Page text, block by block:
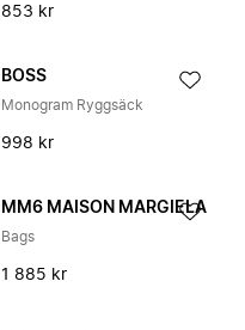
853 kr
BOSS
Monogram Ryggsäck
998 kr
MM6 MAISON MARGIELA
Bags
1 885 kr